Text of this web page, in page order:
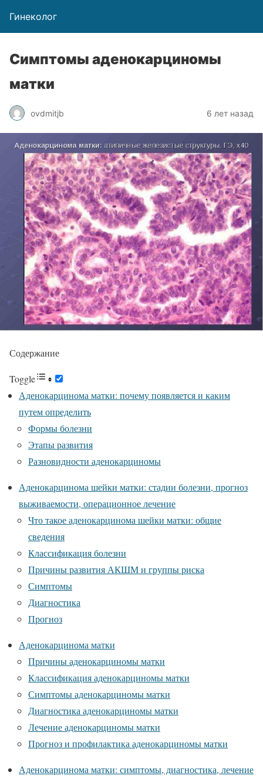
Гинеколог
Симптомы аденокарциномы
матки
ovdmitjb 6 лет назад
Содержание
Toggle
Аденокарцинома матки: почему появляется и каким
путем определить
Формы болезни
Этапы развития
Разновидности аденокарциномы
Аденокарцинома шейки матки: стадии болезни, прогноз
выживаемости, операционное лечение
Что такое аденокарцинома шейки матки: общие
сведения
Классификация болезни
Причины развития АКШМ и группы риска
Симптомы
Диагностика
Прогноз
Аденокарцинома матки
Причины аденокарциномы матки
Классификация аденокарциномы матки
Симптомы аденокарциномы матки
Диагностика аденокарциномы матки
Лечение аденокарциномы матки
Прогноз и профилактика аденокарциномы матки
Аденокарцинома матки: симптомы, диагностика, лечение